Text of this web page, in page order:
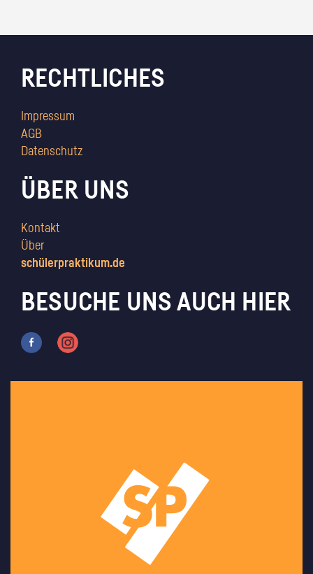
RECHTLICHES
Impressum
AGB
Datenschutz
ÜBER UNS
Kontakt
Über
schülerpraktikum.de
BESUCHE UNS AUCH HIER